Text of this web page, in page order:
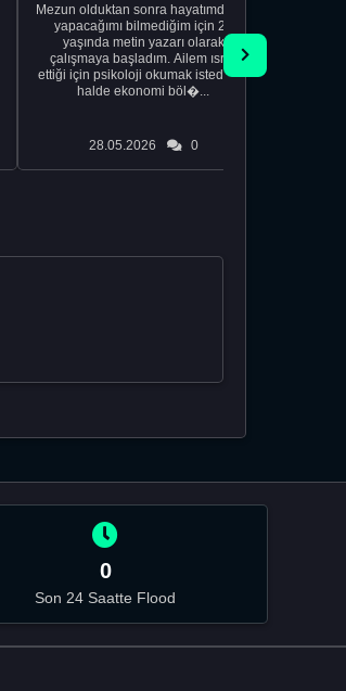
Mezun olduktan sonra hayatımda ne
yapacağımı bilmediğim için 20
yaşında metin yazarı olarak
çalışmaya başladım. Ailem ısrar
ettiği için psikoloji okumak istediğim
halde ekonomi böl�...
28.05.2026 0
0
Son 24 Saatte Flood